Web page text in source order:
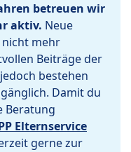
betreuen wir
aktiv. Neue
mehr
Beiträge der
bestehen
Damit du
Beratung
Elternservice
gerne zur